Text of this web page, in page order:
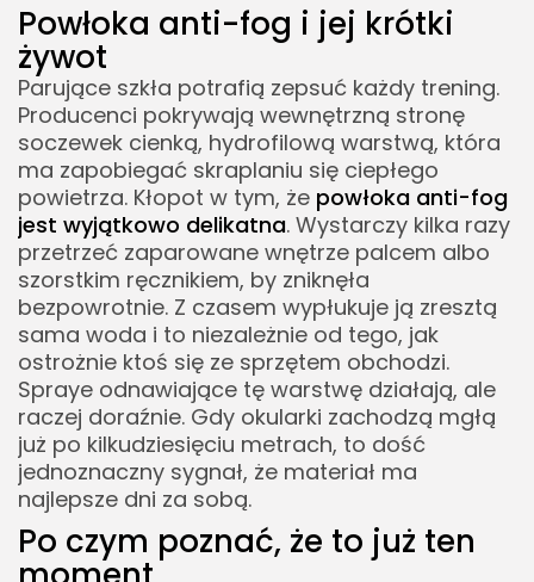
Powłoka anti-fog i jej krótki
żywot
Parujące szkła potrafią zepsuć każdy trening.
Producenci pokrywają wewnętrzną stronę
soczewek cienką, hydrofilową warstwą, która
ma zapobiegać skraplaniu się ciepłego
powietrza. Kłopot w tym, że powłoka anti-fog
jest wyjątkowo delikatna. Wystarczy kilka razy
przetrzeć zaparowane wnętrze palcem albo
szorstkim ręcznikiem, by zniknęła
bezpowrotnie. Z czasem wypłukuje ją zresztą
sama woda i to niezależnie od tego, jak
ostrożnie ktoś się ze sprzętem obchodzi.
Spraye odnawiające tę warstwę działają, ale
raczej doraźnie. Gdy okularki zachodzą mgłą
już po kilkudziesięciu metrach, to dość
jednoznaczny sygnał, że materiał ma
najlepsze dni za sobą.
Po czym poznać, że to już ten